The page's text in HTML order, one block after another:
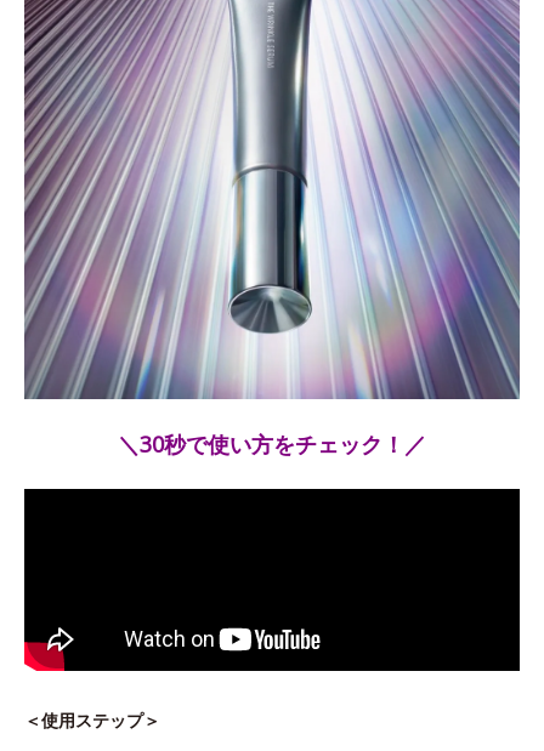
＼30秒で使い方をチェック！／
＜使用ステップ＞